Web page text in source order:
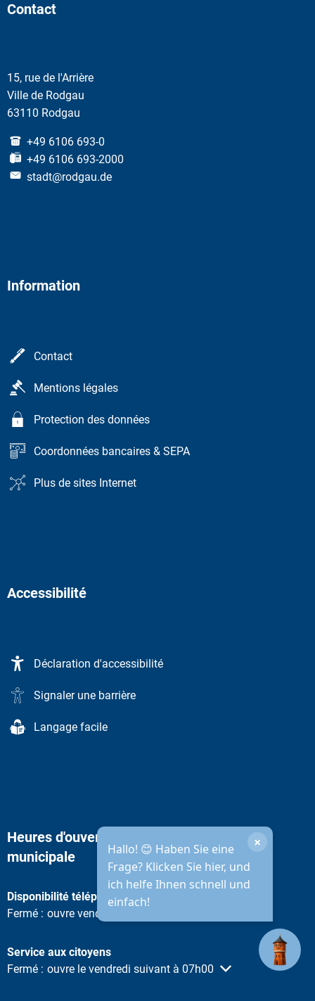
Contact
15, rue de l'Arrière
Ville de Rodgau
63110 Rodgau
+49 6106 693-0
+49 6106 693-2000
stadt@rodgau.de
Information
Contact
Mentions légales
Protection des données
Coordonnées bancaires & SEPA
Plus de sites Internet
Accessibilité
Déclaration d'accessibilité
Signaler une barrière
Langage facile
Hallo! 😊 Haben Sie eine
Frage? Klicken Sie hier, und
ich helfe Ihnen schnell und
einfach!
×
Heures d'ouverture de l'administration
municipale
Disponibilité téléphonique
Cliquez pour masquer d'autres heures d'ouverture ou de
Fermé : ouvre vendredi prochain à 08h30
Service aux citoyens
Cliquez pour masquer d'autres heures d'ouverture ou de
Fermé : ouvre le vendredi suivant à 07h00